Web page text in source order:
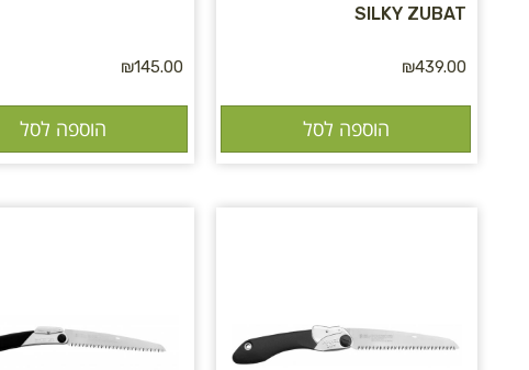
SILKY ZUBAT
₪439.00
הוספה לסל
₪145.00
הוספה לסל